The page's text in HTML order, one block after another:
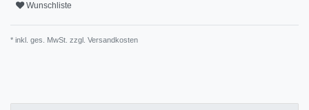
Wunschliste
* inkl. ges. MwSt. zzgl. Versandkosten